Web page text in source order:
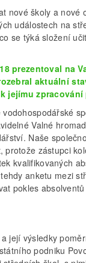
nové školy a nové
událostech na
se týká složení
prezentoval na
aktuální
jejímu zpracování
Valné
Naše
protože zástupci
kvalifikovaných
anketu mezi
pokles
její výsledky
podniku